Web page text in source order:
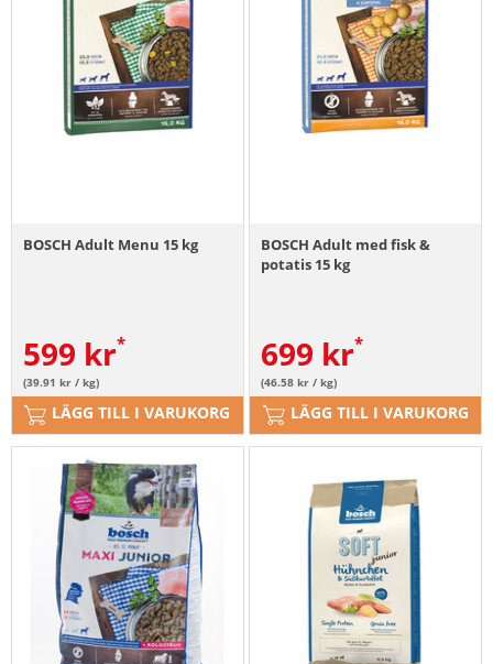
BOSCH Adult Menu 15 kg
599 kr
(39.91 kr / kg)
LÄGG TILL I VARUKORG
BOSCH Adult med fisk &
potatis 15 kg
699 kr
(46.58 kr / kg)
LÄGG TILL I VARUKORG